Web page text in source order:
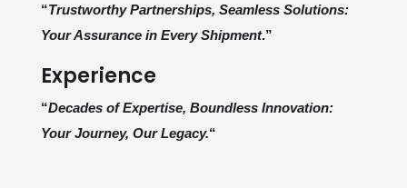
“Trustworthy Partnerships, Seamless Solutions:
Your Assurance in Every Shipment.”
Experience
“Decades of Expertise, Boundless Innovation:
Your Journey, Our Legacy.“